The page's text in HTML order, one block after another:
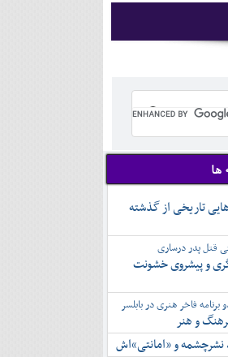
ها
تاریخی از گذشته
قتل پدر درساری
و پیشروی خشونت
فاخر هنری در بابلسر
و هنر
نشرچشمه و «امانتی»اش